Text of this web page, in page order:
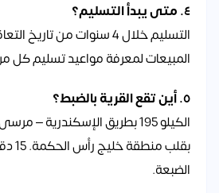
٤. متى يبدأ التسليم؟
التسليم خلال 4 سنوات من
المبيعات لمعرفة مواعيد تسليم كل
٥. أين تقع القرية بالضبط؟
الكيلو 195 بطريق الإسكندرية
بقلب
الضبعة.